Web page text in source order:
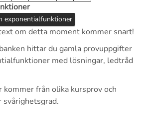
exponentialfunktioner
om detta moment kommer snart!
hittar du gamla provuppgifter
med lösningar, ledtråd
kommer från olika kursprov och
svårighetsgrad.